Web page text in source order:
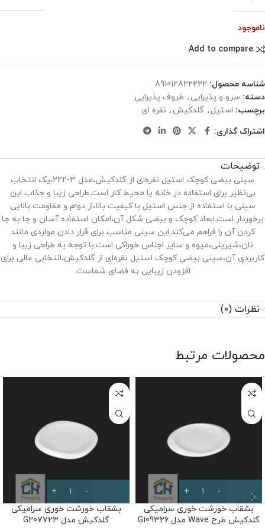
ناموجود
Add to compare
شناسه محصول: 891012822222
دسته: سرو و پذیرایی , ظروف پذیرایی
برچسب: استیل , گلدکیش , نقره ای
اشتراک گذاری:
توضیحات
سینی بیضی کوچک استیل نقره‌ای از گلدکیش،مدل 3-222،یک انتخاب
بی‌نظیر برای استفاده در خانه یا محیط کار است.طراحی زیبا و جذاب این
سینی با استفاده از جنس استیل با کیفیت بالا،از دوام و مقاومت بالایی
برخوردار است.ابعاد کوچک و بیضی شکل آن،امکان استفاده آسان و جا به جا
کردن آن را فراهم می‌کند.این سینی مناسب برای قرار دادن مواردی مانند
نان،شیرینی،میوه و سایر اجناس خوراکی است.با توجه به طراحی زیبا و
کاربردی آن،سینی بیضی کوچک استیل نقره‌ای از گلدکیش،انتخابی عالی برای
افزودن زیبایی به فضای شماست.
نظرات (0)
محصولات مرتبط
بشقاب خورشت خوری سرامیکی
گلدکیش طرح Wave مدل G109326
بشقاب خورشت خوری سرامیکی
گلدکیش مدل G207723